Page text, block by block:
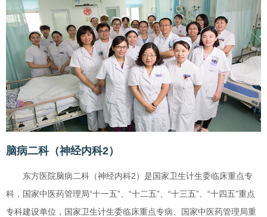
脑病二科（神经内科2）
东方医院脑病二科（神经内科2）是国家卫生计生委临床重点专
科，国家中医药管理局“十一五”、“十二五”、“十三五”、“十四五”重点
专科建设单位，国家卫生计生委临床重点专病、国家中医药管理局重